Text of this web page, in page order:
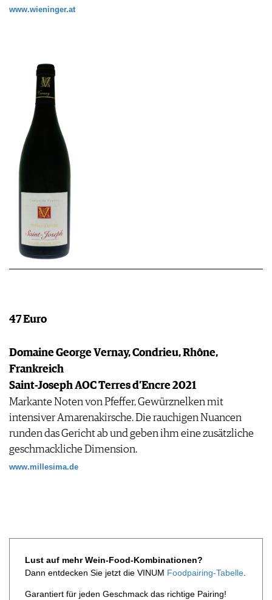
www.wieninger.at
47 Euro
Domaine George Vernay, Condrieu, Rhône,
Frankreich
Saint-Joseph AOC Terres d’Encre 2021
Markante Noten von Pfeffer, Gewürznelken mit
intensiver Amarenakirsche. Die rauchigen Nuancen
runden das Gericht ab und geben ihm eine zusätzliche
geschmackliche Dimension.
www.millesima.de
Lust auf mehr Wein-Food-Kombinationen?
Dann entdecken Sie jetzt die VINUM Foodpairing-Tabelle.
Garantiert für jeden Geschmack das richtige Pairing!